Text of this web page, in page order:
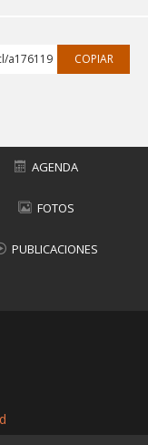
a176119 COPIAR
AGENDA
FOTOS
PUBLICACIONES